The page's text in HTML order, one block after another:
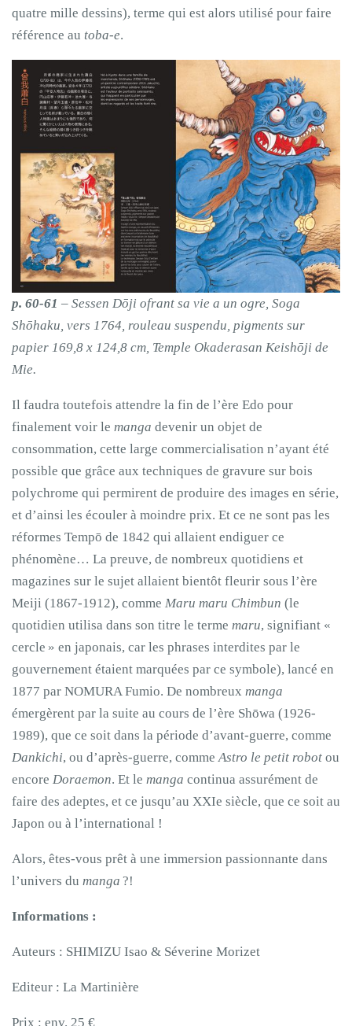
quatre mille dessins), terme qui est alors utilisé pour faire
référence au toba-e.
p. 60-61 – Sessen Dōji ofrant sa vie a un ogre, Soga
Shōhaku, vers 1764, rouleau suspendu, pigments sur
papier 169,8 x 124,8 cm, Temple Okaderasan Keishōji de
Mie.
Il faudra toutefois attendre la fin de l’ère Edo pour
finalement voir le manga devenir un objet de
consommation, cette large commercialisation n’ayant été
possible que grâce aux techniques de gravure sur bois
polychrome qui permirent de produire des images en série,
et d’ainsi les écouler à moindre prix. Et ce ne sont pas les
réformes Tempō de 1842 qui allaient endiguer ce
phénomène… La preuve, de nombreux quotidiens et
magazines sur le sujet allaient bientôt fleurir sous l’ère
Meiji (1867-1912), comme Maru maru Chimbun (le
quotidien utilisa dans son titre le terme maru, signifiant «
cercle » en japonais, car les phrases interdites par le
gouvernement étaient marquées par ce symbole), lancé en
1877 par NOMURA Fumio. De nombreux manga
émergèrent par la suite au cours de l’ère Shōwa (1926-
1989), que ce soit dans la période d’avant-guerre, comme
Dankichi, ou d’après-guerre, commeAstro le petit robot ou
encore Doraemon. Et le manga continua assurément de
faire des adeptes, et ce jusqu’au XXIe siècle, que ce soit au
Japon ou à l’international !
Alors, êtes-vous prêt à une immersion passionnante dans
l’univers du manga ?!
Informations :
Auteurs : SHIMIZU Isao & Séverine Morizet
Editeur : La Martinière
Prix : env. 25 €